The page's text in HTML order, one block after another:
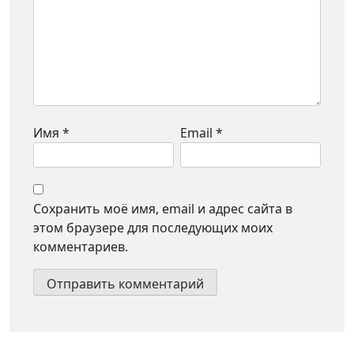
Имя * Email *
Сохранить моё имя, email и адрес сайта в
этом браузере для последующих моих
комментариев.